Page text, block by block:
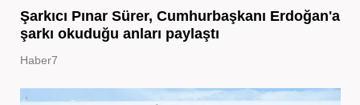
Şarkıcı Pınar Sürer, Cumhurbaşkanı Erdoğan'a
şarkı okuduğu anları paylaştı
Haber7